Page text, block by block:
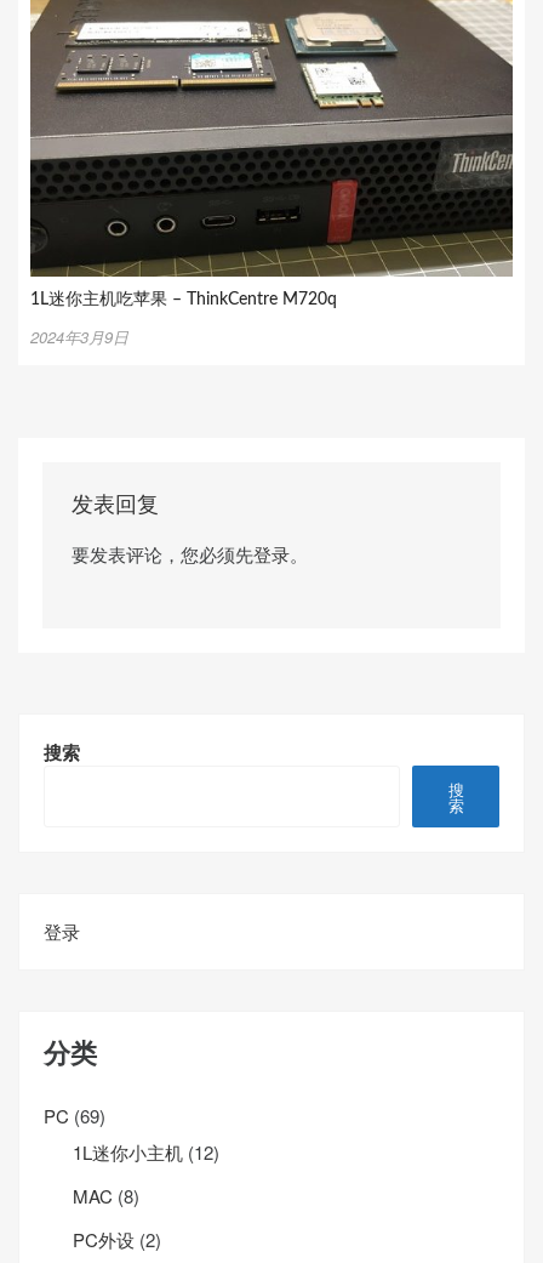
1L迷你主机吃苹果 – ThinkCentre M720q
2024年3月9日
发表回复
要发表评论，您必须先登录。
搜索
搜
索
登录
分类
PC (69)
1L迷你小主机 (12)
MAC (8)
PC外设 (2)